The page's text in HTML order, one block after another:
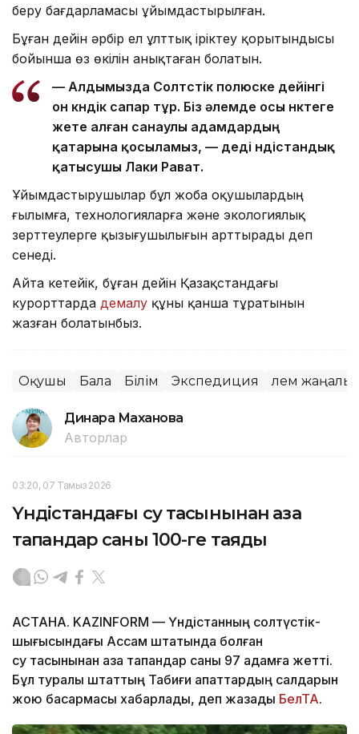
беру бағдарламасы ұйымдастырылған.
Бұған дейін әрбір ел ұлттық іріктеу қорытындысы
бойынша өз өкілін анықтаған болатын.
— Алдымызда Солтүстік полюске дейінгі
он күндік сапар тұр. Біз әлемде осы нүктеге
жете алған санаулы адамдардың
қатарына қосыламыз, — деді үндістандық
қатысушы Лаки Рават.
Ұйымдастырушылар бұл жоба оқушылардың
ғылымға, технологияларға және экологиялық
зерттеулерге қызығушылығын арттырады деп
сенеді.
Айта кетейік, бұған дейін Қазақстандағы
курорттарда демалу құны қанша тұратынын
жазған болатынбыз.
Оқушы Бала Білім Экспедиция Әлем
Динара Маханова
Авторлар
03:20, 07 Тамыз 2026
Үндістандағы су тасқынынан қаза
тапқандар саны 100-ге таяды
АСТАНА. KAZINFORM — Үндістанның солтүстік-
шығысындағы Ассам штатында болған
су тасқынынан қаза тапқандар саны 97 адамға жетті.
Бұл туралы штаттың Табиғи апаттардың салдарын
жою басқармасы хабарлады, деп жазады БелТА.